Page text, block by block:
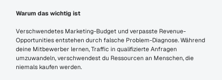
Warum das wichtig ist
Verschwendetes Marketing-Budget und verpasste Revenue-
Opportunities entstehen durch falsche Problem-Diagnose. Während
deine Mitbewerber lernen, Traffic in qualifizierte Anfragen
umzuwandeln, verschwendest du Ressourcen an Menschen, die
niemals kaufen werden.